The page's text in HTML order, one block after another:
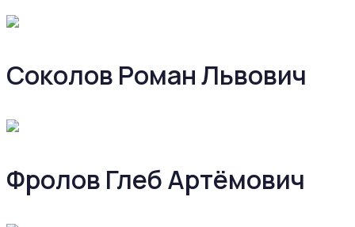
Соколов Роман Львович
Фролов Глеб Артёмович